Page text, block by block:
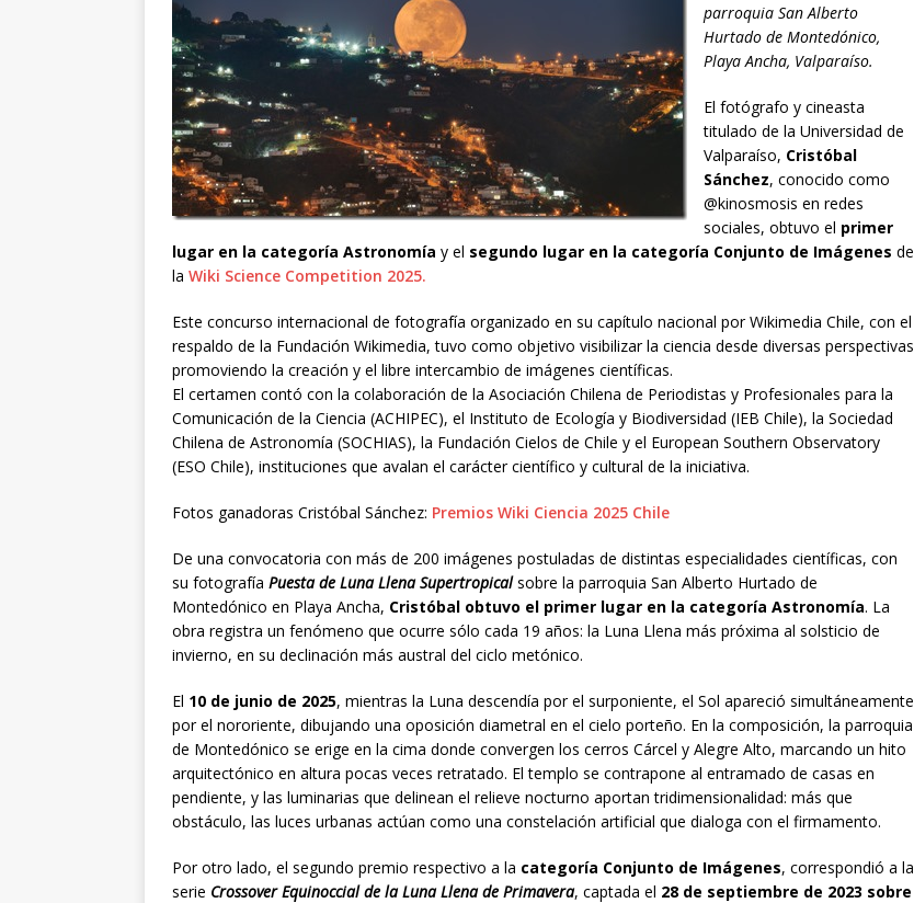
parroquia San Alberto
Hurtado de Montedónico,
Playa Ancha, Valparaíso.
El fotógrafo y cineasta
titulado de la Universidad de
Valparaíso, Cristóbal
Sánchez, conocido como
@kinosmosis en redes
sociales, obtuvo el primer
lugar en la categoría Astronomía y el segundo lugar en la categoría Conjunto de Imágenes de
la Wiki Science Competition 2025.
Este concurso internacional de fotografía organizado en su capítulo nacional por Wikimedia Chile, con el
respaldo de la Fundación Wikimedia, tuvo como objetivo visibilizar la ciencia desde diversas perspectivas
promoviendo la creación y el libre intercambio de imágenes científicas.
El certamen contó con la colaboración de la Asociación Chilena de Periodistas y Profesionales para la
Comunicación de la Ciencia (ACHIPEC), el Instituto de Ecología y Biodiversidad (IEB Chile), la Sociedad
Chilena de Astronomía (SOCHIAS), la Fundación Cielos de Chile y el European Southern Observatory
(ESO Chile), instituciones que avalan el carácter científico y cultural de la iniciativa.
Fotos ganadoras Cristóbal Sánchez: Premios Wiki Ciencia 2025 Chile
De una convocatoria con más de 200 imágenes postuladas de distintas especialidades científicas, con
su fotografía Puesta de Luna Llena Supertropicalsobre la parroquia San Alberto Hurtado de
Montedónico en Playa Ancha, Cristóbal obtuvo el primer lugar en la categoría Astronomía. La
obra registra un fenómeno que ocurre sólo cada 19 años: la Luna Llena más próxima al solsticio de
invierno, en su declinación más austral del ciclo metónico.
El 10 de junio de 2025, mientras la Luna descendía por el surponiente, el Sol apareció simultáneamente
por el nororiente, dibujando una oposición diametral en el cielo porteño. En la composición, la parroquia
de Montedónico se erige en la cima donde convergen los cerros Cárcel y Alegre Alto, marcando un hito
arquitectónico en altura pocas veces retratado. El templo se contrapone al entramado de casas en
pendiente, y las luminarias que delinean el relieve nocturno aportan tridimensionalidad: más que
obstáculo, las luces urbanas actúan como una constelación artificial que dialoga con el firmamento.
Por otro lado, el segundo premio respectivo a la categoría Conjunto de Imágenes, correspondió a la
serie Crossover Equinoccial de la Luna Llena de Primavera, captada el 28 de septiembre de 2023 sobre